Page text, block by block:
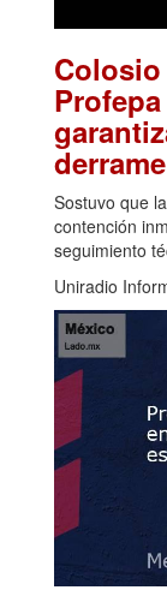
Sostuvo que
contención
seguimiento
Uniradio